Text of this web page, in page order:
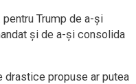
Trump de a-și
și de a-și consolida
propuse ar putea